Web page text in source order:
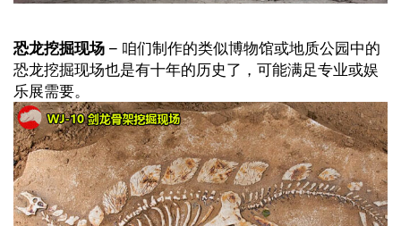
恐龙挖掘现场 – 咱们制作的类似博物馆或地质公园中的
恐龙挖掘现场也是有十年的历史了，可能满足专业或娱
乐展需要。